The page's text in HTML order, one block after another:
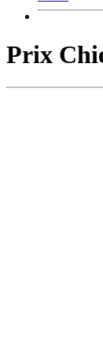
Prix